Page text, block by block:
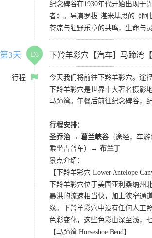
纪念碑谷在1930年代开始出现于
者》。导演罗拔·湛米基思的《
苍凉与狂野乐章的共鸣，生命与
第3天 D3 下羚羊彩穴【汽车】马蹄湾
行程
今天我们将前往下羚羊彩穴。途
下羚羊彩穴是世界十大著名摄
马蹄湾。午餐后前往纪念碑谷，
行程安排：
圣乔治 → 葛兰峡谷 （途经，车
乘坐吉普车）→ 布兰丁
景点介绍：
【下羚羊彩穴 Lower Antelope
下羚羊彩穴位于美国亚利桑纳
暴洪的流速相当快，加上狭窄通
缘。下羚羊彩穴中没有任何人工
色彩变化，这些色彩由深至浅，
【马蹄湾 Horseshoe Bend】